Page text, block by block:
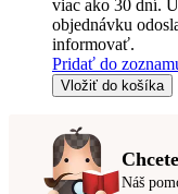
viac ako 30 dní.
objednávku
informovať.
Pridať do
Vložiť do košíka
Náš